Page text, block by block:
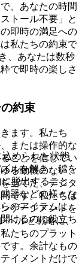
、あなたの時間
トール不要」と
即時の満足への
私たちの約束で
、あなたは数秒
で即時の楽しさ
約束
ます。私たち
または操作的な
ことを信じてい
る動機のない、
当てた、デジタ
です。私たちは
ゲージメントを
ベルと戦略に、
たちのプラット
す。余計なもの
イメントだけで
込められた状態
ルを解き、鍵を
脱出すること
器などの様々な
のアイテムは、
けるのに役立ち